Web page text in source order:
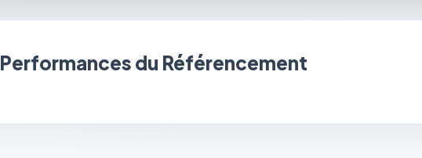
Performances du Référencement